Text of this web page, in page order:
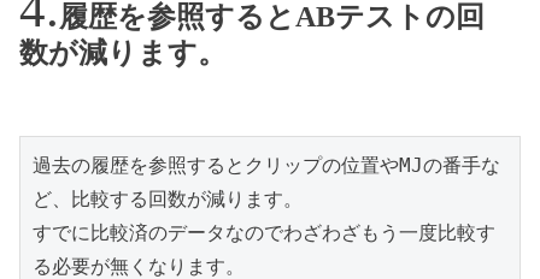
履歴を参照するとABテストの回
数が減ります。
過去の履歴を参照するとクリップの位置やMJの番手な
ど、比較する回数が減ります。
すでに比較済のデータなのでわざわざもう一度比較す
る必要が無くなります。